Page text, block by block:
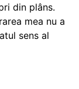
din plâns.
mea nu a
sens al